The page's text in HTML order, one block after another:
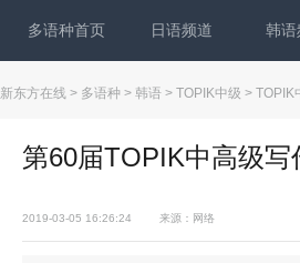
多语种首页 日语频道 韩语
新东方在线 > 多语种 > 韩语 > TOPIK中级 > TOPIK
第60届TOPIK中高级写
2019-03-05 16:26:24 来源：网络